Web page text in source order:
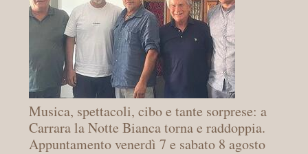
Musica, spettacoli, cibo e tante sorprese: a
Carrara la Notte Bianca torna e raddoppia.
Appuntamento venerdì 7 e sabato 8 agosto